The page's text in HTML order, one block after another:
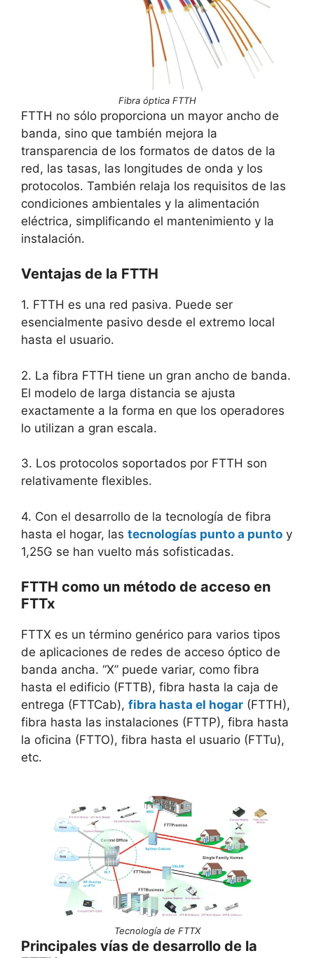
Fibra óptica FTTH
FTTH no sólo proporciona un mayor ancho de
banda, sino que también mejora la
transparencia de los formatos de datos de la
red, las tasas, las longitudes de onda y los
protocolos. También relaja los requisitos de las
condiciones ambientales y la alimentación
eléctrica, simplificando el mantenimiento y la
instalación.
Ventajas de la FTTH
1. FTTH es una red pasiva. Puede ser
esencialmente pasivo desde el extremo local
hasta el usuario.
2. La fibra FTTH tiene un gran ancho de banda.
El modelo de larga distancia se ajusta
exactamente a la forma en que los operadores
lo utilizan a gran escala.
3. Los protocolos soportados por FTTH son
relativamente flexibles.
4. Con el desarrollo de la tecnología de fibra
hasta el hogar, las tecnologías punto a punto y
1,25G se han vuelto más sofisticadas.
FTTH como un método de acceso en
FTTx
FTTX es un término genérico para varios tipos
de aplicaciones de redes de acceso óptico de
banda ancha. “X” puede variar, como fibra
hasta el edificio (FTTB), fibra hasta la caja de
entrega (FTTCab), fibra hasta el hogar (FTTH),
fibra hasta las instalaciones (FTTP), fibra hasta
la oficina (FTTO), fibra hasta el usuario (FTTu),
etc.
Tecnología de FTTX
Principales vías de desarrollo de la